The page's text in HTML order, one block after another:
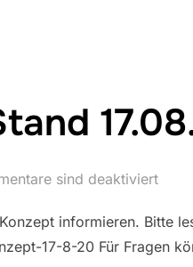
sind deaktiviert
informieren. Bitte
17-8-20 Für Fragen